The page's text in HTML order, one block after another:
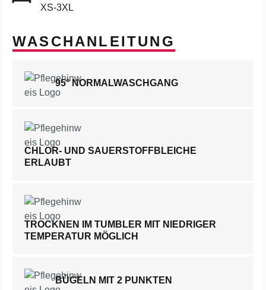
XS-3XL
WASCHANLEITUNG
95° NORMALWASCHGANG
CHLOR- UND SAUERSTOFFBLEICHE
ERLAUBT
TROCKNEN IM TUMBLER MIT NIEDRIGER
TEMPERATUR MÖGLICH
BÜGELN MIT 2 PUNKTEN